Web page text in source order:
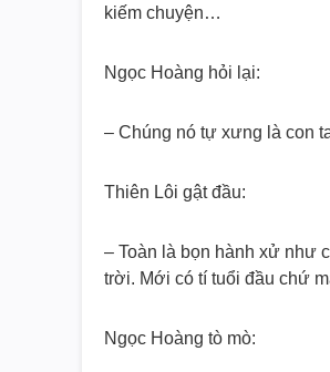
kiếm chuyện…
Ngọc Hoàng hỏi lại:
– Chúng nó tự xưng là con
Thiên Lôi gật đầu:
– Toàn là bọn hành xử như
trời. Mới có tí tuổi đầu chứ
Ngọc Hoàng tò mò: